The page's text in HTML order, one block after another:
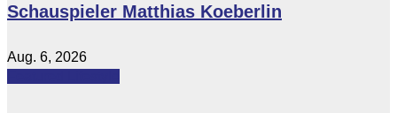
Schauspieler Matthias Koeberlin
Aug. 6, 2026